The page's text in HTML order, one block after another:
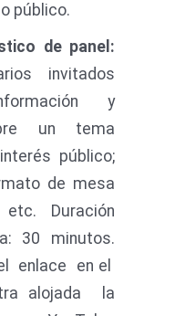
público.
de panel:
invitados
y
un tema
público;
de mesa
etc. Duración
30 minutos.
enlace en el
alojada la